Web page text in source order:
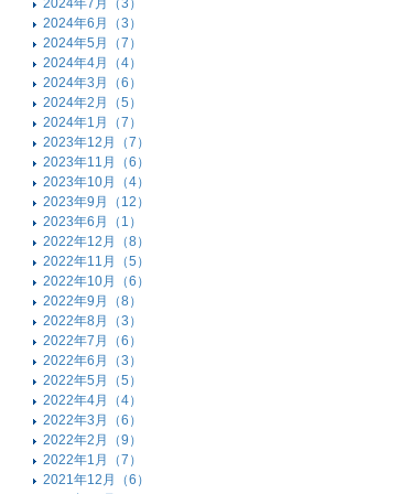
2024年7月（3）
2024年6月（3）
2024年5月（7）
2024年4月（4）
2024年3月（6）
2024年2月（5）
2024年1月（7）
2023年12月（7）
2023年11月（6）
2023年10月（4）
2023年9月（12）
2023年6月（1）
2022年12月（8）
2022年11月（5）
2022年10月（6）
2022年9月（8）
2022年8月（3）
2022年7月（6）
2022年6月（3）
2022年5月（5）
2022年4月（4）
2022年3月（6）
2022年2月（9）
2022年1月（7）
2021年12月（6）